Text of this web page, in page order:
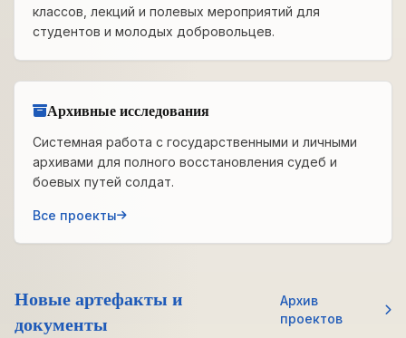
классов, лекций и полевых мероприятий для
студентов и молодых добровольцев.
Архивные исследования
Системная работа с государственными и личными
архивами для полного восстановления судеб и
боевых путей солдат.
Все проекты
Новые артефакты и
документы
Архив
проектов